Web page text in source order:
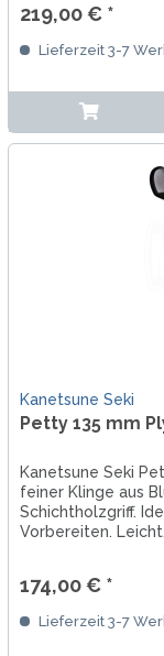
219,00 € *
Lieferzeit 3-7
Kanetsune Seki
Petty 135 mm
Kanetsune Seki
feiner Klinge aus
Schichtholzgriff.
Vorbereiten.
174,00 € *
Lieferzeit 3-7